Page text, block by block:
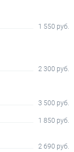
1 550 руб.
2 300 руб.
3 500 руб.
1 850 руб.
2 690 руб.